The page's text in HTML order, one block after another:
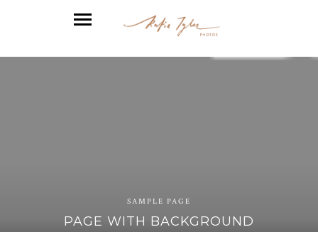
SAMPLE PAGE
PAGE WITH BACKGROUND